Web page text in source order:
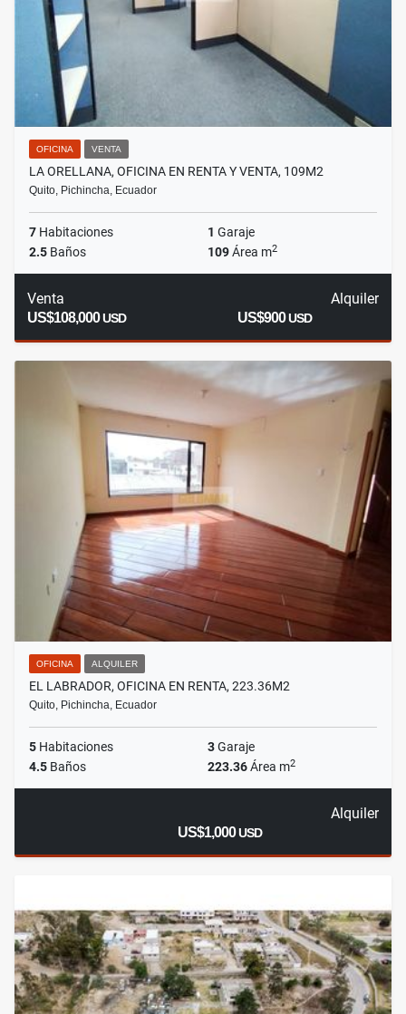
OFICINA VENTA
LA ORELLANA, OFICINA EN RENTA Y VENTA, 109M2
Quito, Pichincha, Ecuador
7 Habitaciones 1 Garaje
2.5 Baños 109Área m2
Venta
US$108,000USD
Alquiler
US$900USD
OFICINA ALQUILER
EL LABRADOR, OFICINA EN RENTA, 223.36M2
Quito, Pichincha, Ecuador
5 Habitaciones 3Garaje
4.5 Baños 223.36Área m2
Alquiler
US$1,000USD